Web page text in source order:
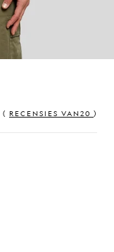
( RECENSIES VAN20 )